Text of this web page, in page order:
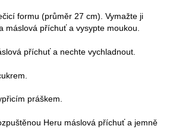
formu (průměr 27 cm). Vymažte ji
máslová příchuť a vysypte moukou.
příchuť a nechte vychladnout.
práškem.
Heru máslová příchuť a jemně